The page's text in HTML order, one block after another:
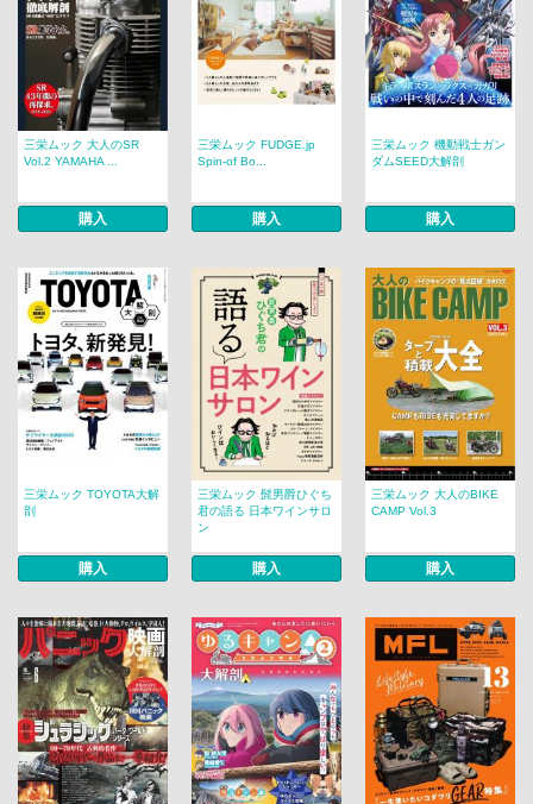
三栄ムック 大人のSR
Vol.2 YAMAHA ...
購入
三栄ムック FUDGE.jp
Spin-of Bo...
購入
三栄ムック 機動戦士ガン
ダムSEED大解剖
購入
三栄ムック TOYOTA大解
剖
購入
三栄ムック 髭男爵ひぐち
君の語る 日本ワインサロ
ン
購入
三栄ムック 大人のBIKE
CAMP Vol.3
購入